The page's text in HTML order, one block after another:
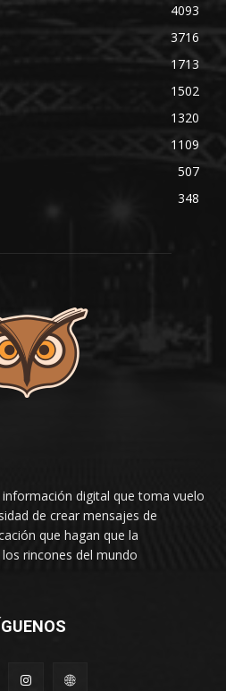
4093
3716
1713
1502
1320
1109
507
348
digital que toma vuelo
de crear mensajes de
que hagan que la
rincones del mundo